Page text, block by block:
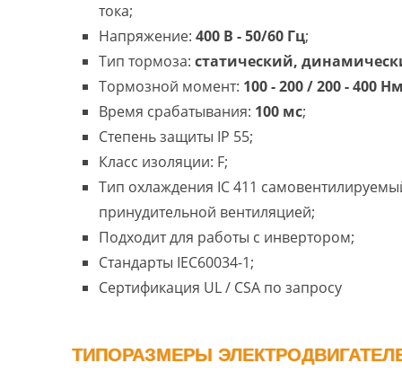
тока;
Напряжение: 400 В - 50/60 Гц;
Тип тормоза: статический,
Тормозной момент: 100 - 200 / 200 - 400
Время срабатывания: 100 мс;
Степень защиты IP 55;
Класс изоляции: F;
Тип охлаждения IC 411
принудительной вентиляцией;
Подходит для работы с инвертором;
Стандарты IEC60034-1;
Сертификация UL / CSA по запросу
ТИПОРАЗМЕРЫ